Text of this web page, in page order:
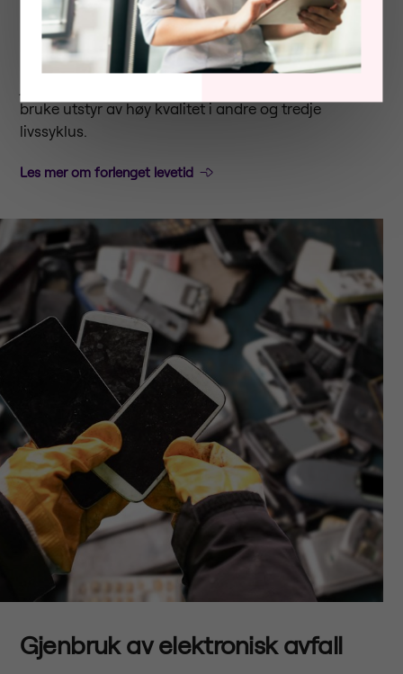
For å redusere utstyrsmangelen må IT-utstyret som
produseres, vare lenger. Hvis samfunnet i tillegg
bruke utstyr av høy kvalitet i andre og tredje
livssyklus.
Les mer om forlenget levetid
Gjenbruk av elektronisk avfall